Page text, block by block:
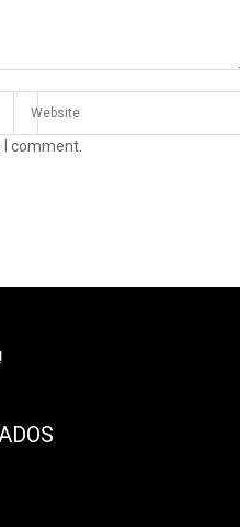
comment.